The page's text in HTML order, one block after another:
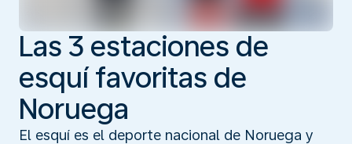
Las 3 estaciones de
esquí favoritas de
Noruega
El esquí es el deporte nacional de Noruega y